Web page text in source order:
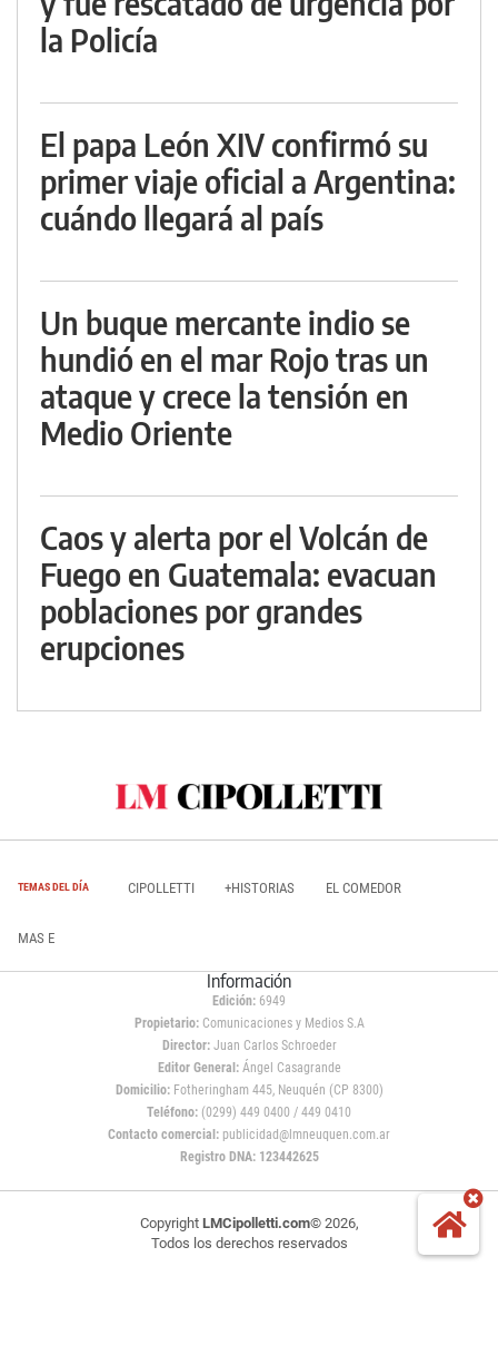
la Policía
El papa León XIV confirmó su
primer viaje oficial a Argentina:
cuándo llegará al país
Un buque mercante indio se
hundió en el mar Rojo tras un
ataque y crece la tensión en
Medio Oriente
Caos y alerta por el Volcán de
Fuego en Guatemala: evacuan
poblaciones por grandes
erupciones
TEMAS DEL DÍA CIPOLLETTI +HISTORIAS EL COMEDOR
MAS E
Información
Edición: 6949
Propietario:Comunicaciones y Medios S.A
Director: Juan Carlos Schroeder
Editor General:Ángel Casagrande
Domicilio:Fotheringham 445, Neuquén (CP 8300)
Teléfono: (0299) 449 0400 / 449 0410
Contacto comercial: publicidad@lmneuquen.com.ar
Registro DNA: 123442625
Copyright LMCipolletti.com© 2026,
Todos los derechos reservados